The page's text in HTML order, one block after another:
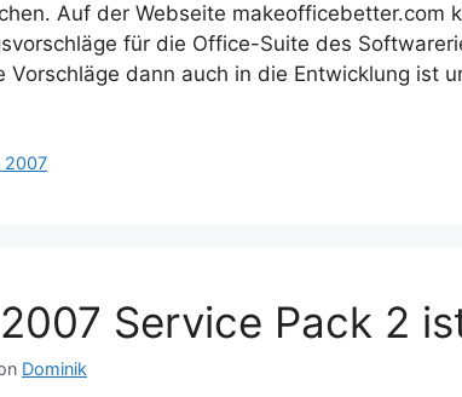
Auf der Webseite makeofficebetter.com
für die Office-Suite des
Vorschläge dann auch in die Entwicklung ist
2007
Service Pack 2
Dominik